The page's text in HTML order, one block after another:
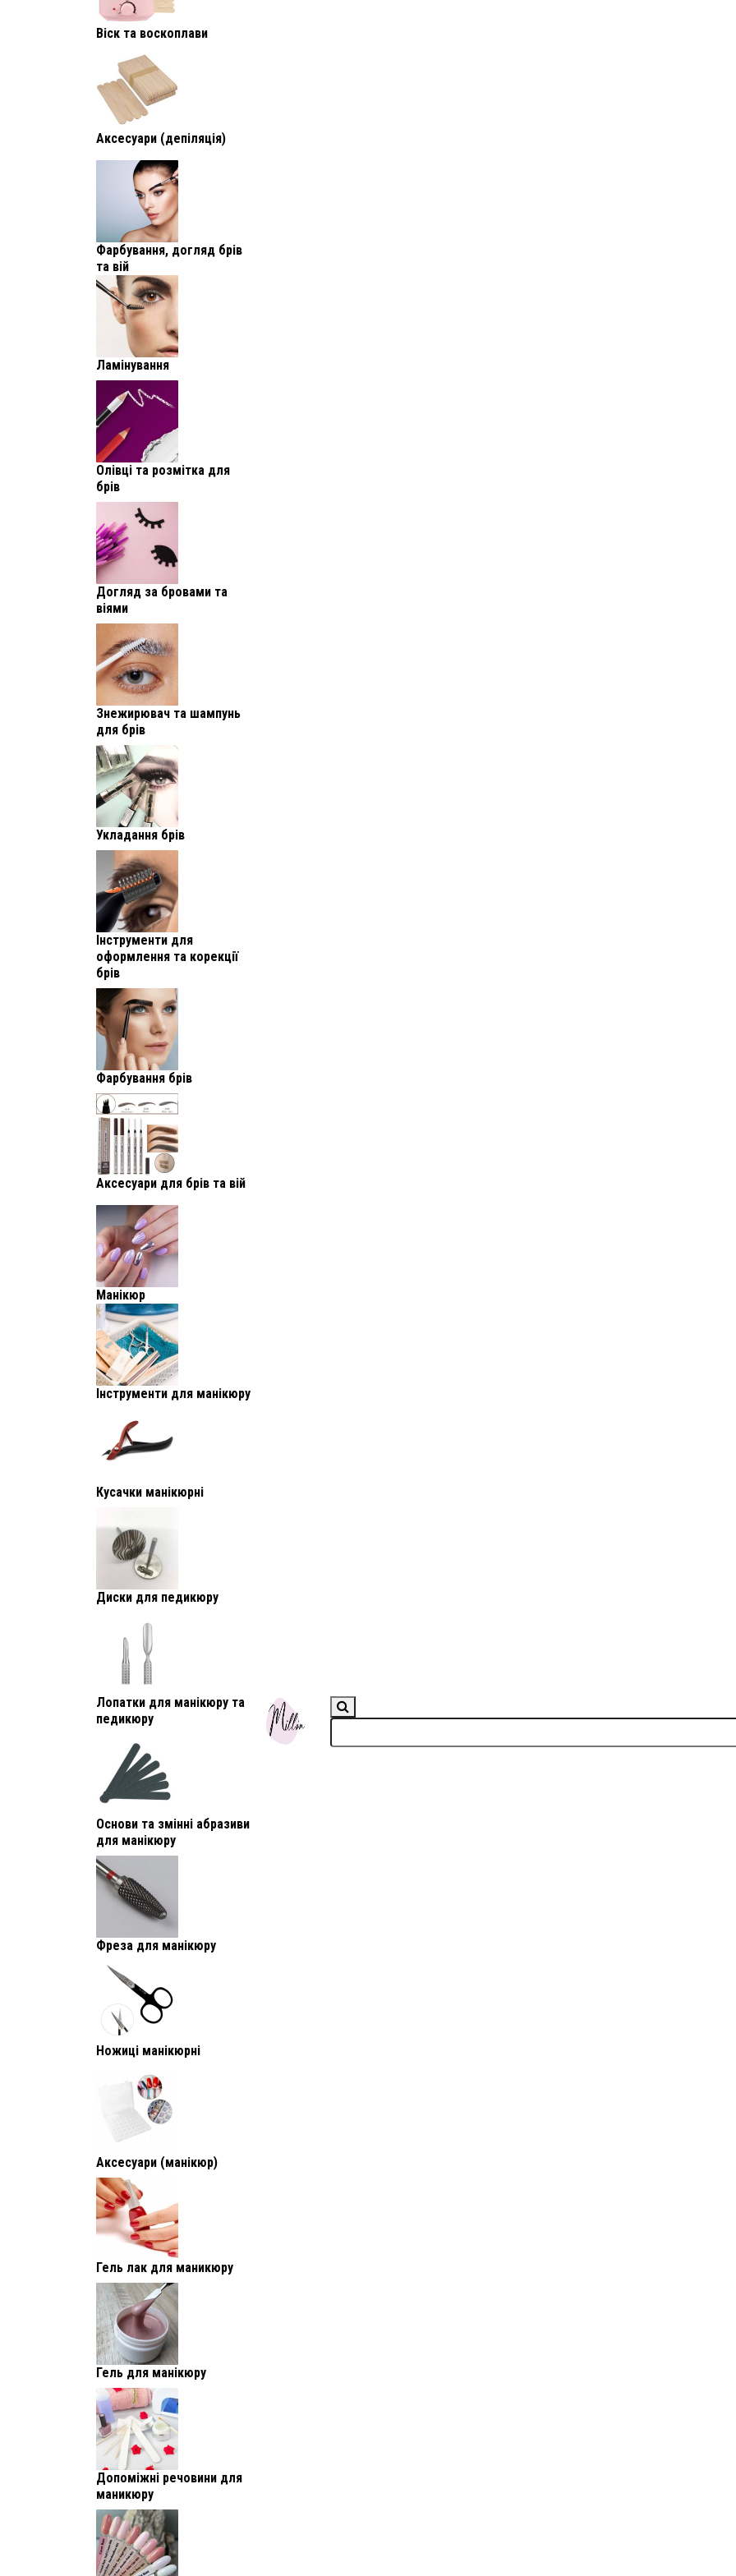
Віск та воскоплави
Аксесуари (депіляція)
Фарбування, догляд брів
та вій
Ламінування
Олівці та розмітка для
брів
Догляд за бровами та
віями
Знежирювач та шампунь
для брів
Укладання брів
Інструменти для
оформлення та корекції
брів
Фарбування брів
Аксесуари для брів та вій
Манікюр
Інструменти для манікюру
Кусачки манікюрні
Диски для педикюру
Лопатки для манікюру та
педикюру
Основи та змінні абразиви
для манікюру
Фреза для манікюру
Ножиці манікюрні
Аксесуари (манікюр)
Гель лак для маникюру
Гель для манікюру
Допоміжні речовини для
маникюру